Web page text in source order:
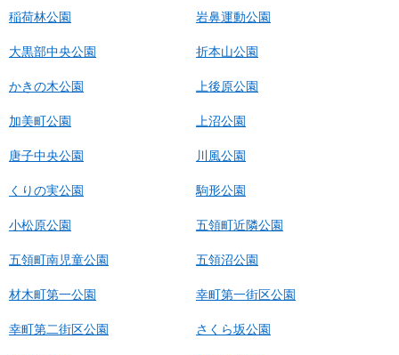
稲荷林公園 岩鼻運動公園
大黒部中央公園 折本山公園
かきの木公園 上後原公園
加美町公園 上沼公園
唐子中央公園 川風公園
くりの実公園 駒形公園
小松原公園 五領町近隣公園
五領町南児童公園 五領沼公園
材木町第一公園 幸町第一街区公園
幸町第二街区公園 さくら坂公園